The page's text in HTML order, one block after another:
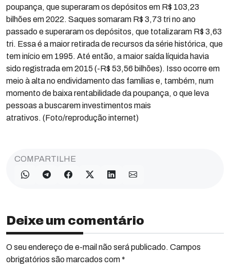
poupança, que superaram os depósitos em R$ 103,23
bilhões em 2022. Saques somaram R$ 3,73 tri no ano
passado e superaram os depósitos, que totalizaram R$ 3,63
tri. Essa é a maior retirada de recursos da série histórica, que
tem início em 1995. Até então, a maior saída líquida havia
sido registrada em 2015 (-R$ 53,56 bilhões). Isso ocorre em
meio à alta no endividamento das famílias e, também, num
momento de baixa rentabilidade da poupança, o que leva
pessoas a buscarem investimentos mais
atrativos. (Foto/reprodução internet)
COMPARTILHE
Deixe um comentário
O seu endereço de e-mail não será publicado. Campos
obrigatórios são marcados com *